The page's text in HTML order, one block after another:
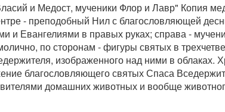
и Медост, мученики Флор и Лавр" Копия
- преподобный Нил с благословляющей
и Евангелиями в правых руках; справа -
по сторонам - фигуры святых в
изображенного над ними в облаках.
благословляющего святых Спаса
домашних животных и вообще